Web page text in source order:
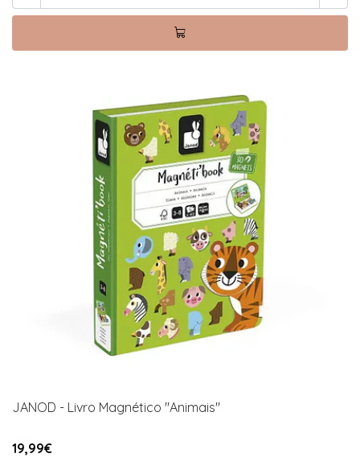
JANOD - Livro Magnético "Animais"
19,99€